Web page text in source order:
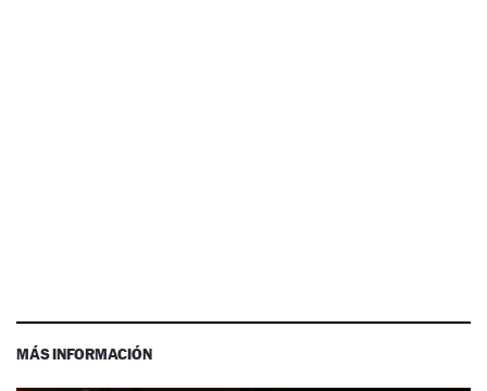
MÁS INFORMACIÓN